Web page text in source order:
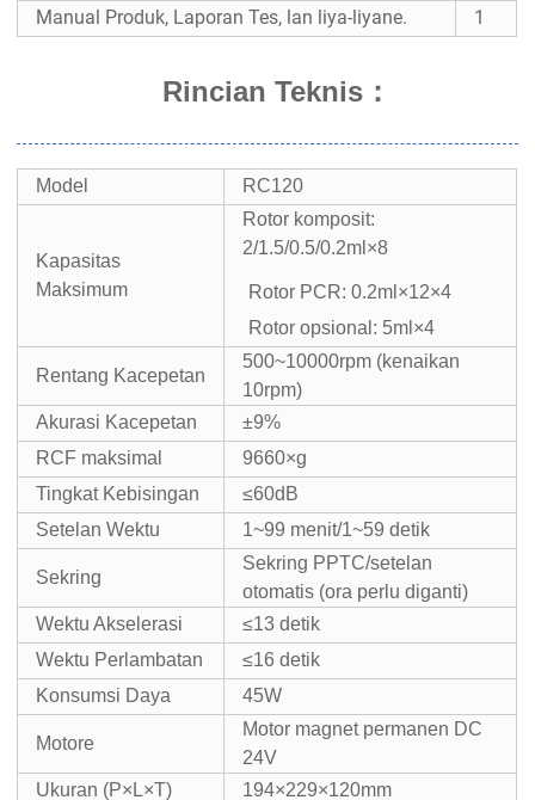
Manual Produk, Laporan Tes, lan liya-liyane.
1
Rincian Teknis：
Model RC120
Kapasitas
Maksimum
Rotor komposit:
2/1.5/0.5/0.2ml×8
Rotor PCR: 0.2ml×12×4
Rotor opsional: 5ml×4
Rentang Kacepetan
500~10000rpm (kenaikan
10rpm)
Akurasi Kacepetan
±9%
RCF maksimal
9660×g
Tingkat Kebisingan
≤60dB
Setelan Wektu
1~99 menit/1~59 detik
Sekring
Sekring PPTC/setelan
otomatis (ora perlu diganti)
Wektu Akselerasi
≤13 detik
Wektu Perlambatan
≤16 detik
Konsumsi Daya
45W
Motore
Motor magnet permanen DC
24V
Ukuran (P×L×T)
194×229×120mm